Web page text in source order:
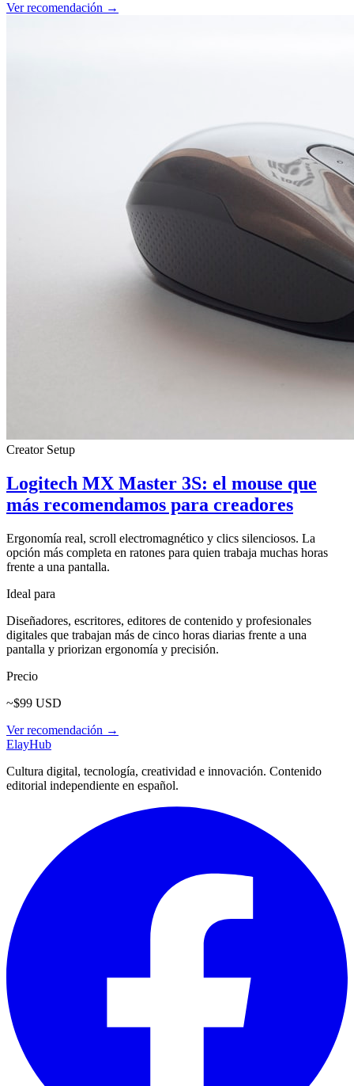
Ver recomendación →
Creator Setup
Logitech MX Master 3S: el mouse que
más recomendamos para creadores
Ergonomía real, scroll electromagnético y clics silenciosos. La
opción más completa en ratones para quien trabaja muchas horas
frente a una pantalla.
Ideal para
Diseñadores, escritores, editores de contenido y profesionales
digitales que trabajan más de cinco horas diarias frente a una
pantalla y priorizan ergonomía y precisión.
Precio
~$99 USD
Ver recomendación →
ElayHub
Cultura digital, tecnología, creatividad e innovación. Contenido
editorial independiente en español.